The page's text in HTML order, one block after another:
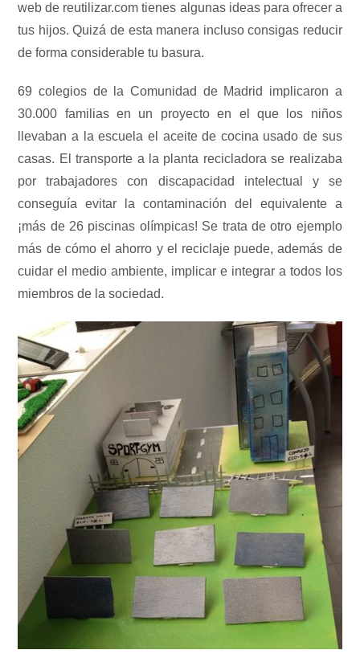
web de reutilizar.com tienes algunas ideas para ofrecer a
tus hijos. Quizá de esta manera incluso consigas reducir
de forma considerable tu basura.
69 colegios de la Comunidad de Madrid implicaron a
30.000 familias en un proyecto en el que los niños
llevaban a la escuela el aceite de cocina usado de sus
casas. El transporte a la planta recicladora se realizaba
por trabajadores con discapacidad intelectual y se
conseguía evitar la contaminación del equivalente a
¡más de 26 piscinas olímpicas! Se trata de otro ejemplo
más de cómo el ahorro y el reciclaje puede, además de
cuidar el medio ambiente, implicar e integrar a todos los
miembros de la sociedad.